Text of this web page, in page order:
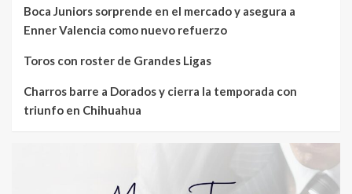
Boca Juniors sorprende en el mercado y asegura a
Enner Valencia como nuevo refuerzo
Toros con roster de Grandes Ligas
Charros barre a Dorados y cierra la temporada con
triunfo en Chihuahua